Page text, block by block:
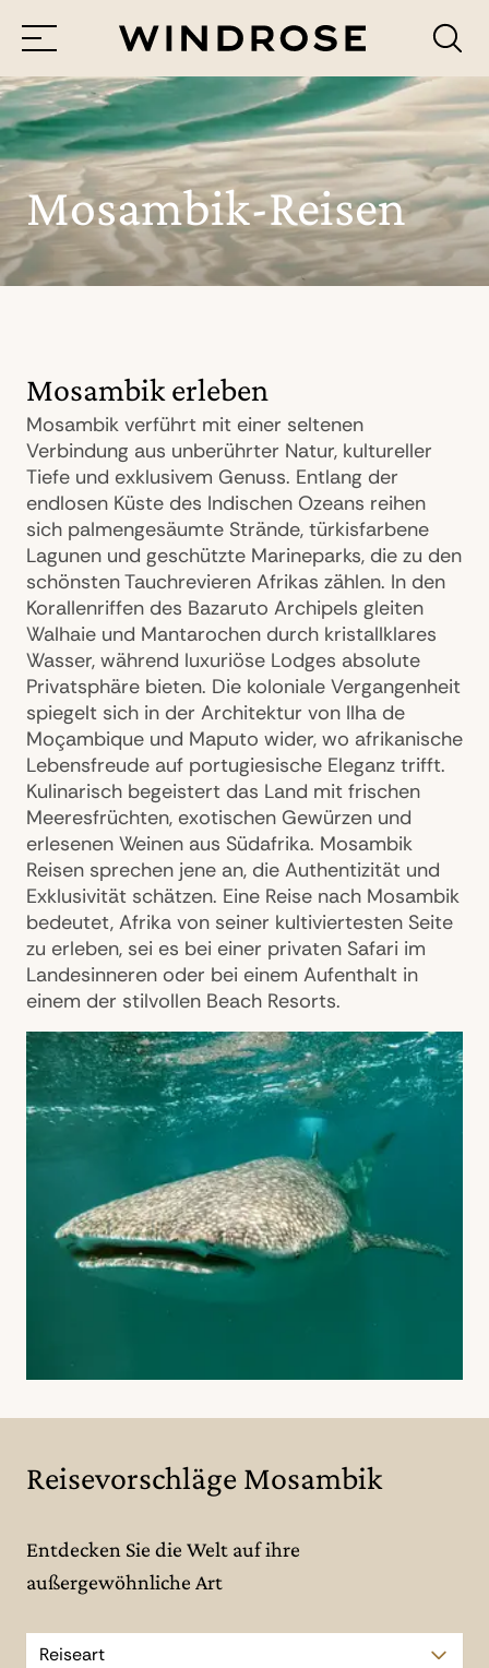
Menü
Reiseziele
Reisethemen
Jetzt Anfrage senden
Mosambik-Reisen
Mosambik erleben
Mosambik verführt mit einer seltenen
Verbindung aus unberührter Natur, kultureller
Tiefe und exklusivem Genuss. Entlang der
endlosen Küste des Indischen Ozeans reihen
sich palmengesäumte Strände, türkisfarbene
Lagunen und geschützte Marineparks, die zu den
schönsten Tauchrevieren Afrikas zählen. In den
Korallenriffen des Bazaruto Archipels gleiten
Walhaie und Mantarochen durch kristallklares
Wasser, während luxuriöse Lodges absolute
Privatsphäre bieten. Die koloniale Vergangenheit
spiegelt sich in der Architektur von Ilha de
Moçambique und Maputo wider, wo afrikanische
Lebensfreude auf portugiesische Eleganz trifft.
Kulinarisch begeistert das Land mit frischen
Meeresfrüchten, exotischen Gewürzen und
erlesenen Weinen aus Südafrika. Mosambik
Reisen sprechen jene an, die Authentizität und
Exklusivität schätzen. Eine Reise nach Mosambik
bedeutet, Afrika von seiner kultiviertesten Seite
zu erleben, sei es bei einer privaten Safari im
Landesinneren oder bei einem Aufenthalt in
einem der stilvollen Beach Resorts.
Reisevorschläge Mosambik
Entdecken Sie die Welt auf ihre
außergewöhnliche Art
Reiseart